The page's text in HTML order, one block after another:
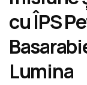
cu ÎPS
Lumina